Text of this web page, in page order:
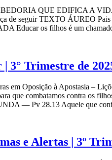
QUE EDIFICA A VIDA
de seguir TEXTO ÁUREO
Educar os filhos é um
3° Trimestre de
Oposição à Apostasia –
que combatamos contra os
— Pv 28.13 Aquele que
e Alertas | 3º